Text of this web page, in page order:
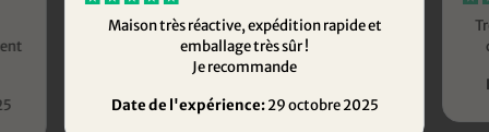
Maison très réactive, expédition rapide et
emballage très sûr !
Je recommande
Date de l'expérience:29 octobre 2025